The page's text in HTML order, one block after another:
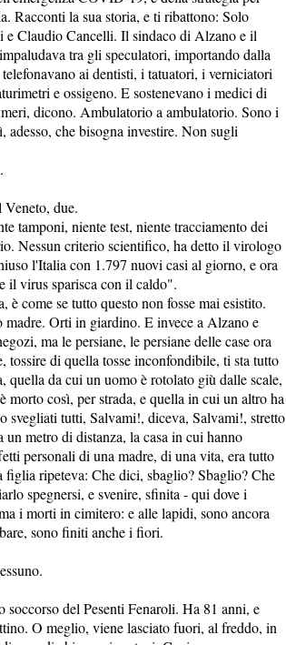
Racconti la sua storia, e ti ribattono: Solo
e Claudio Cancelli. Il sindaco di Alzano e il
tra gli speculatori, importando dalla
ai dentisti, i tatuatori, i verniciatori
e ossigeno. E sostenevano i medici di
dicono. Ambulatorio a ambulatorio. Sono i
che bisogna investire. Non sugli
due.
tamponi, niente test, niente tracciamento dei
Nessun criterio scientifico, ha detto il virologo
l'Italia con 1.797 nuovi casi al giorno, e ora
il virus sparisca con il caldo".
come se tutto questo non fosse mai esistito.
Orti in giardino. E invece a Alzano e
ma le persiane, le persiane delle case ora
tossire di quella tosse inconfondibile, ti sta tutto
da cui un uomo è rotolato giù dalle scale,
morto così, per strada, e quella in cui un altro ha
svegliati tutti, Salvami!, diceva, Salvami!, stretto
metro di distanza, la casa in cui hanno
personali di una madre, di una vita, era tutto
ripeteva: Che dici, sbaglio? Sbaglio? Che
spegnersi, e svenire, sfinita - qui dove i
i morti in cimitero: e alle lapidi, sono ancora
sono finiti anche i fiori.
del Pesenti Fenaroli. Ha 81 anni, e
O meglio, viene lasciato fuori, al freddo, in